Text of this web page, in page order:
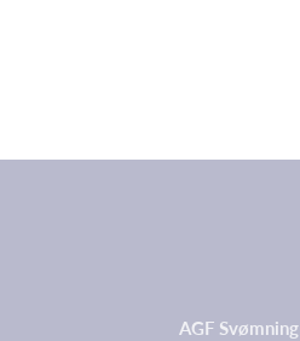
AGF Svømning